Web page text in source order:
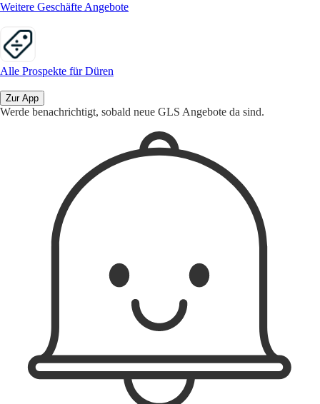
Weitere Geschäfte Angebote
Alle Prospekte für Düren
Zur App
Werde benachrichtigt, sobald neue GLS Angebote da sind.